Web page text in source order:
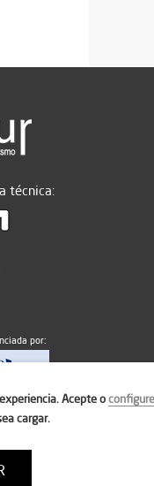
técnica:
por:
de uso
Acepte oconfigure
cargar.